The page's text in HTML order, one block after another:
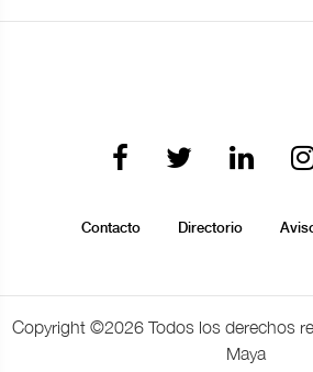
Contacto Directorio
Copyright ©2026 Todos los derechos
Maya